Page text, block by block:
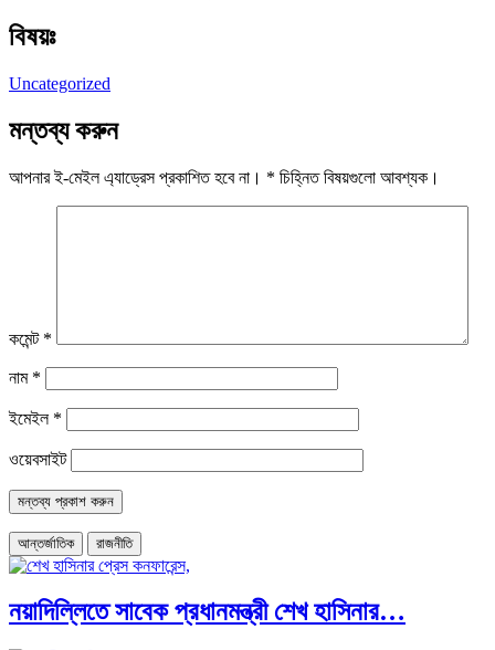
বিষয়ঃ
Uncategorized
মন্তব্য করুন
আপনার ই-মেইল এ্যাড্রেস প্রকাশিত হবে না। * চিহ্নিত বিষয়গুলো আবশ্যক।
কমেন্ট *
নাম *
ইমেইল *
ওয়েবসাইট
আন্তর্জাতিক রাজনীতি
নয়াদিল্লিতে সাবেক প্রধানমন্ত্রী শেখ হাসিনার…